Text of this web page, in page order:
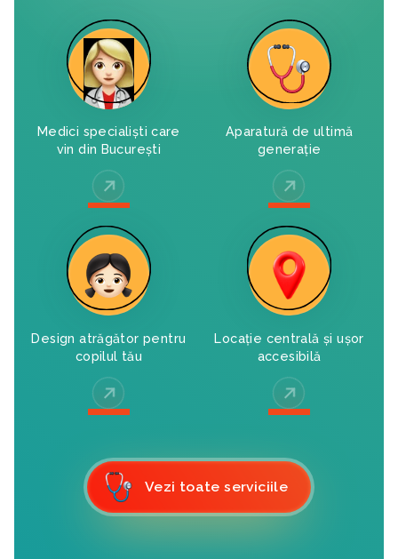
Medici specialiști care
vin din București
Aparatură de ultimă
generație
Design atrăgător pentru
copilul tău
Locație centrală și ușor
accesibilă
Vezi toate serviciile